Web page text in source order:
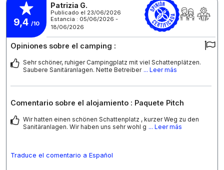
9,4 /10
Patrizia G.
Publicado el 23/06/2026
Estancia : 05/06/2026 -
18/06/2026
Opiniones sobre el camping :
Sehr schöner, ruhiger Campingplatz mit viel Schattenplätzen.
Saubere Sanitäranlagen. Nette Betreiber ... Leer más
Comentario sobre el alojamiento : Paquete Pitch
Wir hatten einen schönen Schattenplatz , kurzer Weg zu den
Sanitäranlagen. Wir haben uns sehr wohl g ... Leer más
Traduce el comentario a Español